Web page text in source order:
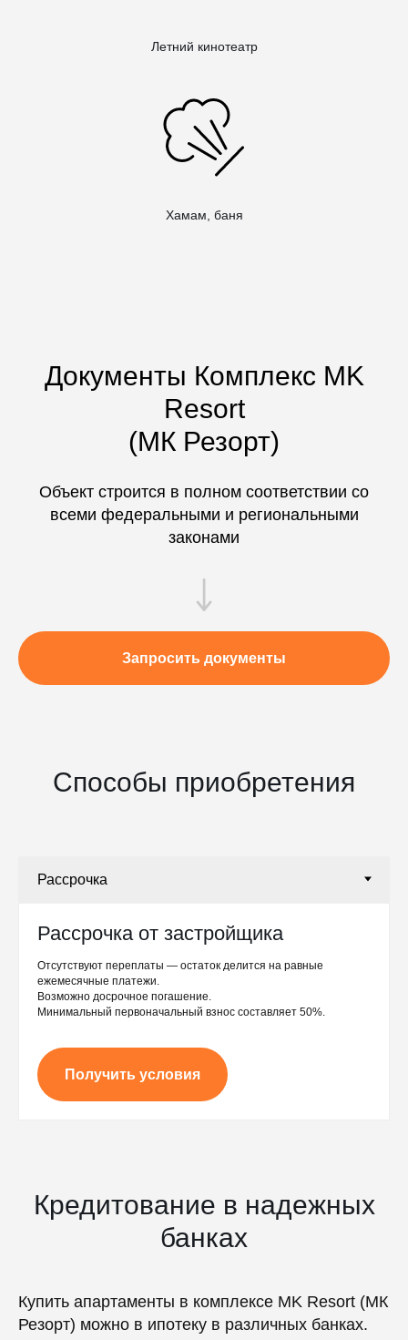
Летний кинотеатр
Хамам, баня
Документы Комплекс MK
Resort
(МК Резорт)
Объект строится в полном соответствии со
всеми федеральными и региональными
законами
Запросить документы
Способы приобретения
Рассрочка от застройщика
Отсутствуют переплаты — остаток делится на равные
ежемесячные платежи.
Возможно досрочное погашение.
Минимальный первоначальный взнос составляет 50%.
Получить условия
Кредитование в надежных
банках
Купить апартаменты в комплексе MK Resort (МК
Резорт) можно в ипотеку в различных банках.